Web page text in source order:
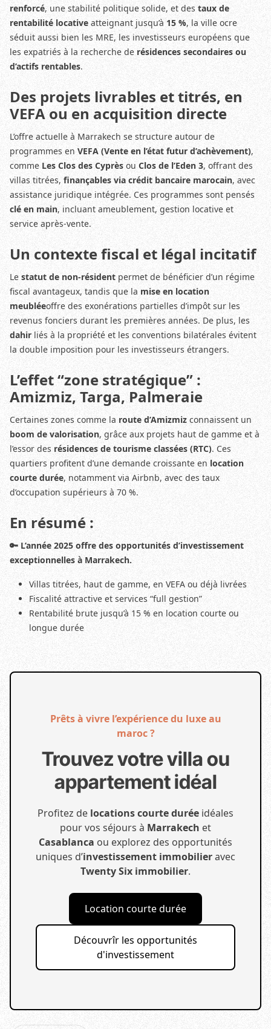
renforcé, une stabilité politique solide, et des taux de
rentabilité locative atteignant jusqu’à 15 %, la ville ocre
séduit aussi bien les MRE, les investisseurs européens que
les expatriés à la recherche de résidences secondaires ou
d’actifs rentables.
Des projets livrables et titrés, en
VEFA ou en acquisition directe
L’offre actuelle à Marrakech se structure autour de
programmes en VEFA (Vente en l’état futur d’achèvement),
comme Les Clos des Cyprès ou Clos de l’Eden 3, offrant des
villas titrées, finançables via crédit bancaire marocain, avec
assistance juridique intégrée. Ces programmes sont pensés
clé en main, incluant ameublement, gestion locative et
service après-vente.
Un contexte fiscal et légal incitatif
Le statut de non-résident permet de bénéficier d’un régime
fiscal avantageux, tandis que la mise en location
meubléeoffre des exonérations partielles d’impôt sur les
revenus fonciers durant les premières années. De plus, les
dahir liés à la propriété et les conventions bilatérales évitent
la double imposition pour les investisseurs étrangers.
L’effet “zone stratégique” :
Amizmiz, Targa, Palmeraie
Certaines zones comme la route d’Amizmiz connaissent un
boom de valorisation, grâce aux projets haut de gamme et à
l’essor des résidences de tourisme classées (RTC). Ces
quartiers profitent d’une demande croissante en location
courte durée, notamment via Airbnb, avec des taux
d’occupation supérieurs à 70 %.
En résumé :
🔑 L’année 2025 offre des opportunités d’investissement
exceptionnelles à Marrakech.
Villas titrées, haut de gamme, en VEFA ou déjà livrées
Fiscalité attractive et services “full gestion”
Rentabilité brute jusqu’à 15 % en location courte ou
longue durée
Prêts à vivre l’expérience du luxe au
maroc ?
Trouvez votre villa ou
appartement idéal
Profitez de locations courte durée idéales
pour vos séjours à Marrakech et
Casablanca ou explorez des opportunités
uniques d’investissement immobilieravec
Twenty Six immobilier.
Location courte durée
Découvrîr les opportunités
d'investissement